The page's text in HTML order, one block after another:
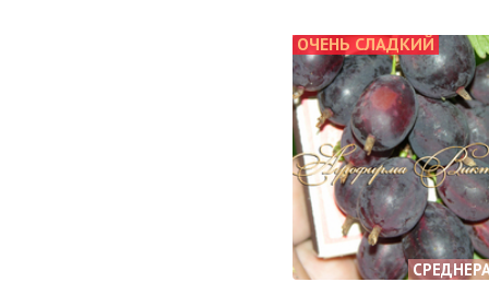
ОЧЕНЬ СЛАДКИЙ